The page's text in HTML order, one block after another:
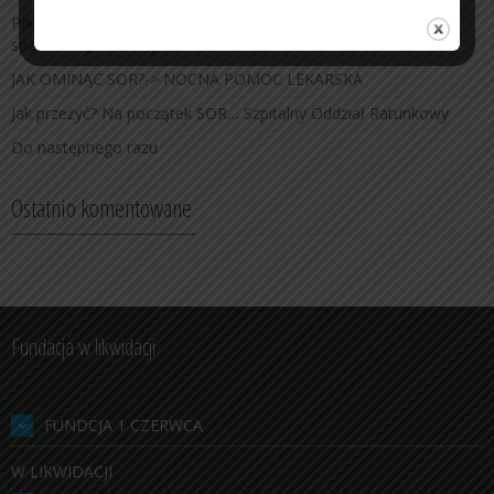
Pacjent w Sieci. Darmowe szkolenie z systemu równości
społecznej, bez fikcji i skierowania
JAK OMINĄĆ SOR?-> NOCNA POMOC LEKARSKA
Jak przeżyć? Na początek SOR… Szpitalny Oddział Ratunkowy
Do następnego razu
Ostatnio komentowane
Fundacja w likwidacji
FUNDCJA 1 CZERWCA
W LIKWIDACJI